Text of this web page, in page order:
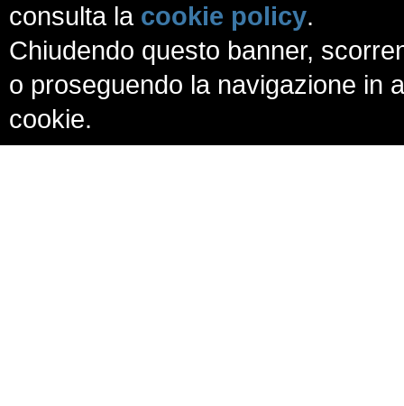
consulta la cookie policy.
Chiudendo questo banner,
o proseguendo la navigazione in
cookie.